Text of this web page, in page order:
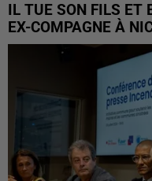
IL TUE SON FILS ET
EX-COMPAGNE À